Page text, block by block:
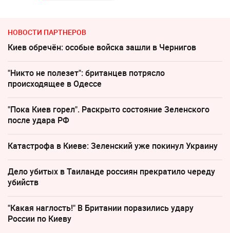
НОВОСТИ ПАРТНЕРОВ
Киев обречён: особые войска зашли в Чернигов
"Никто не полезет": британцев потрясло
происходящее в Одессе
"Пока Киев горел". Раскрыто состояние Зеленского
после удара РФ
Катастрофа в Киеве: Зеленский уже покинул Украину
Дело убитых в Таиланде россиян прекратило череду
убийств
"Какая наглость!" В Британии поразились удару
России по Киеву